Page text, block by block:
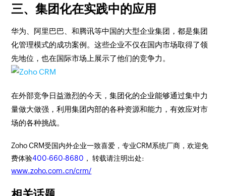
三、集团化在实践中的应用
华为、阿里巴巴、和腾讯等中国的大型企业集团，都是集团
化管理模式的成功案例。这些企业不仅在国内市场取得了领
先地位，也在国际市场上展示了他们的竞争力。
在外部竞争日益激烈的今天，集团化的企业能够通过集中力
量做大做强，利用集团内部的各种资源和能力，有效应对市
场的各种挑战。
Zoho CRM受国内外企业一致喜爱，专业CRM系统厂商，欢迎免
费体验400-660-8680 ， 转载请注明出处:
www.zoho.com.cn/crm/